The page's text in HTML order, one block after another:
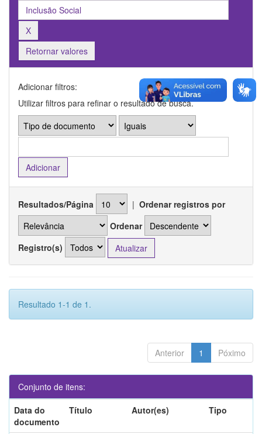
Retornar valores
Adicionar filtros:
Utilizar filtros para refinar o resultado de busca.
Resultados/Página | Ordenar registros por
Ordenar
Registro(s)
Resultado 1-1 de 1.
Anterior 1 Póximo
Conjunto de itens:
Data do
documento
Título Autor(es) Tipo